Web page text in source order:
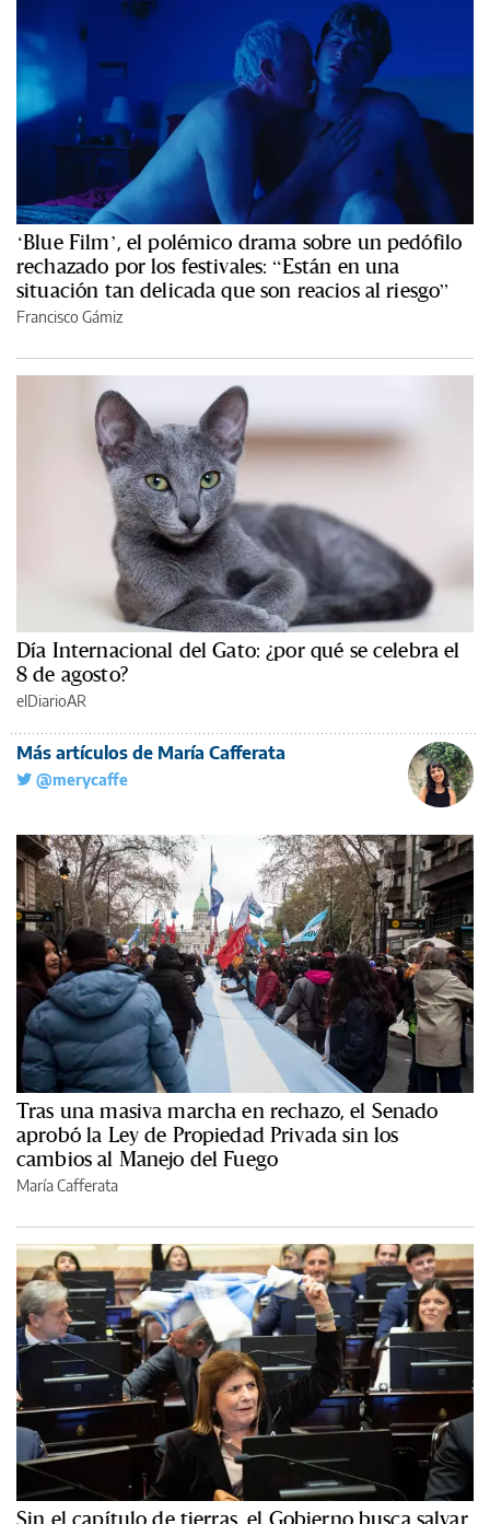
‘Blue Film’, el polémico drama sobre un pedófilo
rechazado por los festivales: “Están en una
situación tan delicada que son reacios al riesgo”
Francisco Gámiz
Día Internacional del Gato: ¿por qué se celebra el
8 de agosto?
elDiarioAR
Más artículos de María Cafferata
@merycaffe
Tras una masiva marcha en rechazo, el Senado
aprobó la Ley de Propiedad Privada sin los
cambios al Manejo del Fuego
María Cafferata
Sin el capítulo de tierras, el Gobierno busca salvar